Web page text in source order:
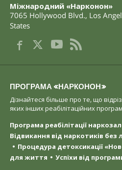
Міжнародний «Нарконон»
7065 Hollywood Blvd., Los
States
ПРОГРАМА «НАРКОНОН»
Дізнайтеся більше про те, що
яких інших реабілітаційних програм
Програма реабілітації
Відвикання від наркотиків без
Процедура детоксикації
для життя
Успіхи від